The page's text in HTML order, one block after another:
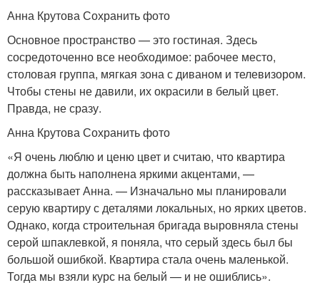
Анна Крутова Сохранить фото
Основное пространство — это гостиная. Здесь
сосредоточенно все необходимое: рабочее место,
столовая группа, мягкая зона с диваном и телевизором.
Чтобы стены не давили, их окрасили в белый цвет.
Правда, не сразу.
Анна Крутова Сохранить фото
«Я очень люблю и ценю цвет и считаю, что квартира
должна быть наполнена яркими акцентами, —
рассказывает Анна. — Изначально мы планировали
серую квартиру с деталями локальных, но ярких цветов.
Однако, когда строительная бригада выровняла стены
серой шпаклевкой, я поняла, что серый здесь был бы
большой ошибкой. Квартира стала очень маленькой.
Тогда мы взяли курс на белый — и не ошиблись».